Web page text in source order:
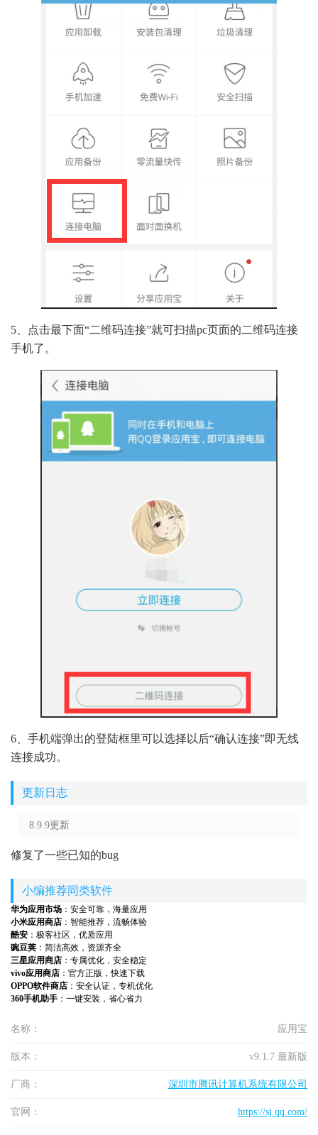
5、点击最下面“二维码连接”就可扫描pc页面的二维码连接
手机了。
6、手机端弹出的登陆框里可以选择以后“确认连接”即无线
连接成功。
更新日志
8.9.9更新
修复了一些已知的bug
小编推荐同类软件
华为应用市场 ：安全可靠，海量应用
小米应用商店 ：智能推荐，流畅体验
酷安 ：极客社区，优质应用
豌豆荚 ：简洁高效，资源齐全
三星应用商店 ：专属优化，安全稳定
vivo应用商店 ：官方正版，快速下载
OPPO软件商店 ：安全认证，专机优化
360手机助手 ：一键安装，省心省力
名称： 应用宝
版本： v9.1.7 最新版
厂商： 深圳市腾讯计算机系统有限公司
官网： https://sj.qq.com/